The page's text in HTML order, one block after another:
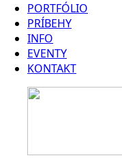
PORTFÓLIO
PRÍBEHY
INFO
EVENTY
KONTAKT